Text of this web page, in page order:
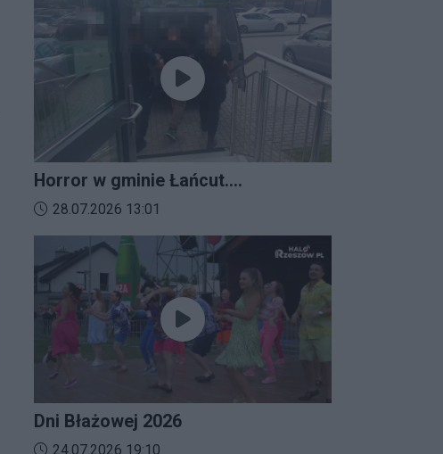
Horror w gminie Łańcut.
Mieszkaniec Rzeszowa
terroryzował rodzinę nożem i
zaatakował policjantów!
Data dodania materiału wideo:
28.07.2026 13:01
Dni Błażowej 2026
Data dodania materiału wideo:
24.07.2026 19:10